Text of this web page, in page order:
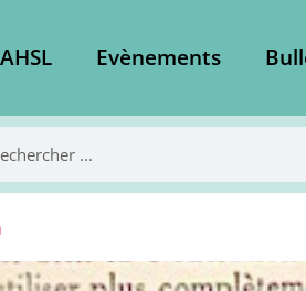
AHSL Evènements